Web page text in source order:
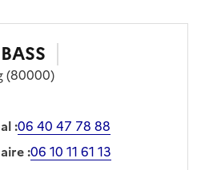
(80000)
:06 40 47 78 88
:06 10 11 61 13